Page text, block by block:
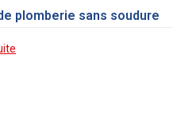
plomberie sans soudure